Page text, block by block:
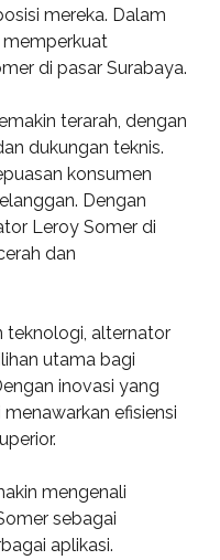
mereka. Dalam
memperkuat
di pasar Surabaya.
terarah, dengan
dukungan teknis.
konsumen
Dengan
Leroy Somer di
dan
teknologi, alternator
utama bagi
inovasi yang
efisiensi
mengenali
sebagai
aplikasi.